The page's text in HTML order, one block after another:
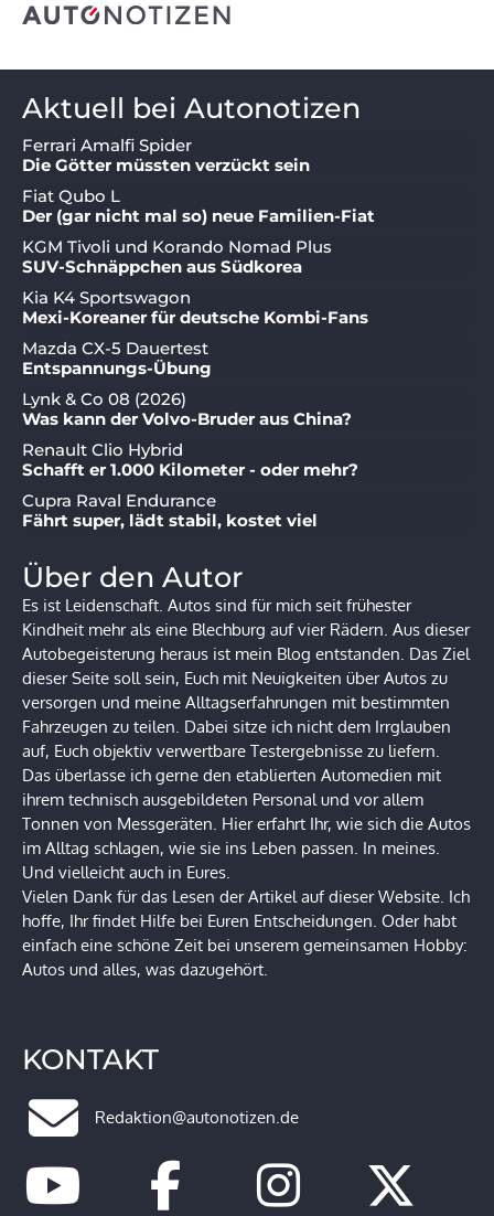
Aktuell bei Autonotizen
Ferrari Amalfi Spider
Die Götter müssten verzückt sein
Fiat Qubo L
Der (gar nicht mal so) neue Familien-Fiat
KGM Tivoli und Korando Nomad Plus
SUV-Schnäppchen aus Südkorea
Kia K4 Sportswagon
Mexi-Koreaner für deutsche Kombi-Fans
Mazda CX-5 Dauertest
Entspannungs-Übung
Lynk & Co 08 (2026)
Was kann der Volvo-Bruder aus China?
Renault Clio Hybrid
Schafft er 1.000 Kilometer - oder mehr?
Cupra Raval Endurance
Fährt super, lädt stabil, kostet viel
Über den Autor
Es ist Leidenschaft. Autos sind für mich seit frühester
Kindheit mehr als eine Blechburg auf vier Rädern. Aus dieser
Autobegeisterung heraus ist mein Blog entstanden. Das Ziel
dieser Seite soll sein, Euch mit Neuigkeiten über Autos zu
versorgen und meine Alltagserfahrungen mit bestimmten
Fahrzeugen zu teilen. Dabei sitze ich nicht dem Irrglauben
auf, Euch objektiv verwertbare Testergebnisse zu liefern.
Das überlasse ich gerne den etablierten Automedien mit
ihrem technisch ausgebildeten Personal und vor allem
Tonnen von Messgeräten. Hier erfahrt Ihr, wie sich die Autos
im Alltag schlagen, wie sie ins Leben passen. In meines.
Und vielleicht auch in Eures.
Vielen Dank für das Lesen der Artikel auf dieser Website. Ich
hoffe, Ihr findet Hilfe bei Euren Entscheidungen. Oder habt
einfach eine schöne Zeit bei unserem gemeinsamen Hobby:
Autos und alles, was dazugehört.
KONTAKT
Redaktion@autonotizen.de